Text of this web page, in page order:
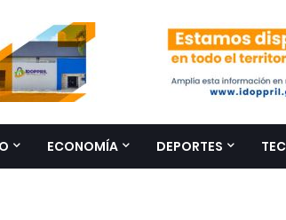
ECONOMÍA DEPORTES